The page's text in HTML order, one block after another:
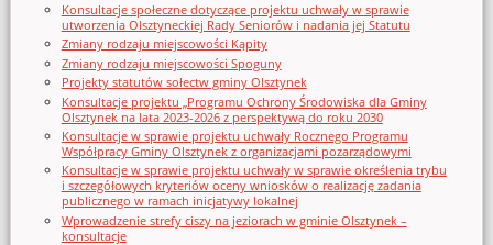
Konsultacje społeczne dotyczące projektu uchwały w sprawie
utworzenia Olsztyneckiej Rady Seniorów i nadania jej Statutu
Zmiany rodzaju miejscowości Kąpity
Zmiany rodzaju miejscowości Spoguny
Projekty statutów sołectw gminy Olsztynek
Konsultacje projektu „Programu Ochrony Środowiska dla Gminy
Olsztynek na lata 2023-2026 z perspektywą do roku 2030
Konsultacje w sprawie projektu uchwały Rocznego Programu
Współpracy Gminy Olsztynek z organizacjami pozarządowymi
Konsultacje w sprawie projektu uchwały w sprawie określenia trybu
i szczegółowych kryteriów oceny wniosków o realizację zadania
publicznego w ramach inicjatywy lokalnej
Wprowadzenie strefy ciszy na jeziorach w gminie Olsztynek –
konsultacje